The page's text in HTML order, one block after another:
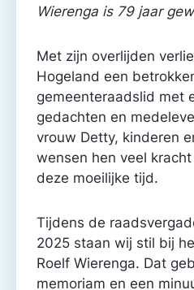
Wierenga is 79 jaar
Met zijn overlijden
Hogeland een
gemeente­raadslid met
gedachten en
vrouw Detty, kinderen
wensen hen veel
deze moeilijke tijd.
Tijdens de
2025 staan wij stil bij
Roelf Wierenga. Dat
memoriam en een